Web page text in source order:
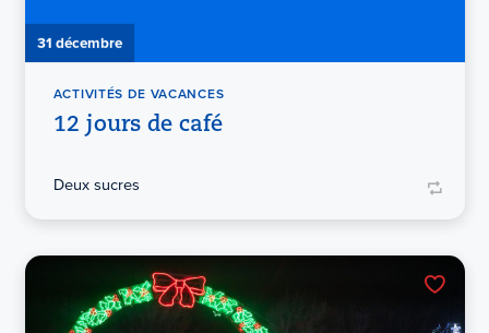
31 décembre
ACTIVITÉS DE VACANCES
12 jours de café
Deux sucres